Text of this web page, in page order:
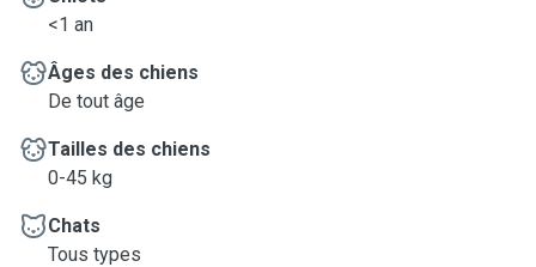
<1 an
Âges des chiens
De tout âge
Tailles des chiens
0-45 kg
Chats
Tous types